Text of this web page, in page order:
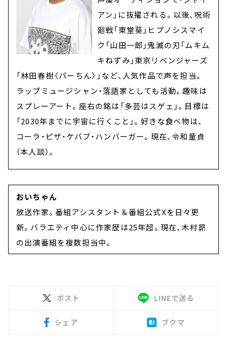
アン」に抜擢される。以後、呪術
廻戦「東堂葵」ヒプノシスマイ
ク「山田一郎」鬼滅の刃「ムキム
キねずみ」東京リベンジャーズ
「林田春樹〈パーちん〉」など、人気作品で声を担当。
ラップミュージシャン・落語家としても活動。趣味は
スプレーアート。座右の銘は「多芸はスゲェ」。目標は
「2030年までに宇宙に行くこと」。好きな食べ物は、
コーラ・ピザ・ケバブ・ハンバーガー。現在、令和童貞
（本人談）。
おいちゃん
放送作家。番組アシスタント＆番組公式Xを日々更
新。バラエティ中心に作家歴は25年超。現在、木村昴
の出演番組を複数担当中。
ポスト LINEで送る
シェア ブクマ